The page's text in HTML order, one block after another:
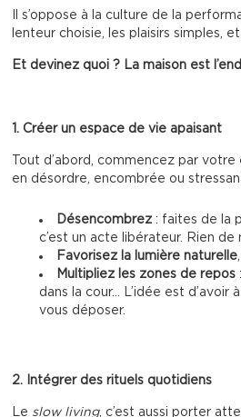
Il s’oppose à la culture de la
lenteur choisie, les plaisirs simples,
Et devinez quoi ? La maison est
1. Créer un espace de vie apaisant
Tout d’abord, commencez par
en désordre, encombrée ou
Désencombrez : faites de la
c’est un acte libérateur. Rien de
Favorisez la lumière naturelle
Multipliez les zones de repos
dans la cour… L’idée est
vous déposer.
2. Intégrer des rituels quotidiens
Le slow living, c’est aussi porter